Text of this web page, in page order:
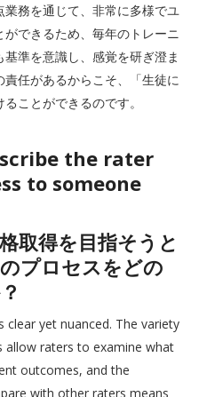
務を通じて、非常に多様でユ
できるため、毎年のトレーニ
準を意識し、感覚を研ぎ澄ま
任があるからこそ、「生徒に
ことができるのです。
the rater
to someone
取得を目指そうと
プロセスをどの
yet nuanced. The variety
allow raters to examine what
outcomes, and the
with other raters means